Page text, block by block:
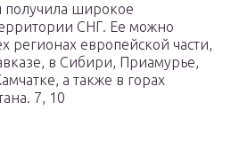
получила широкое
СНГ. Ее можно
регионах европейской части,
в Сибири, Приамурье,
а также в горах
7, 10